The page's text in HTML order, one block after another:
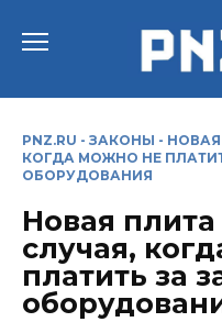
PNZ.RU - ЗАКОНЫ - НОВАЯ
КОГДА МОЖНО НЕ
ОБОРУДОВАНИЯ
Новая
случая,
платить за